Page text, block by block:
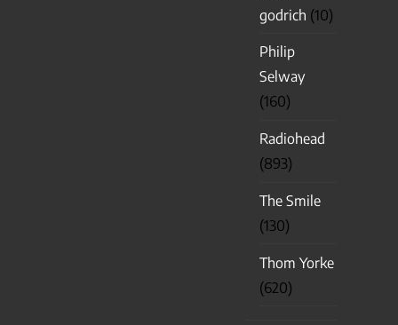
godrich (10)
Philip
Selway
(160)
Radiohead
(893)
The Smile
(130)
Thom Yorke
(620)